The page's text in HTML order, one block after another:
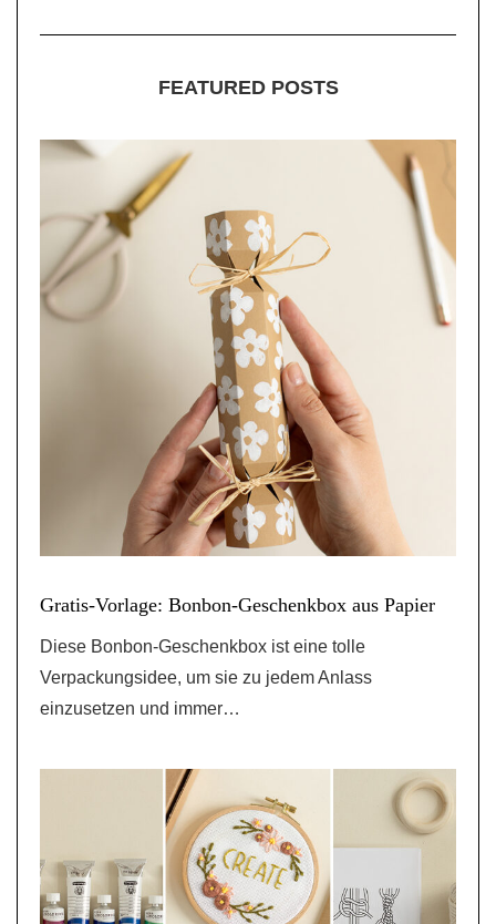
FEATURED POSTS
Gratis-Vorlage: Bonbon-Geschenkbox aus Papier
Diese Bonbon-Geschenkbox ist eine tolle
Verpackungsidee, um sie zu jedem Anlass
einzusetzen und immer…